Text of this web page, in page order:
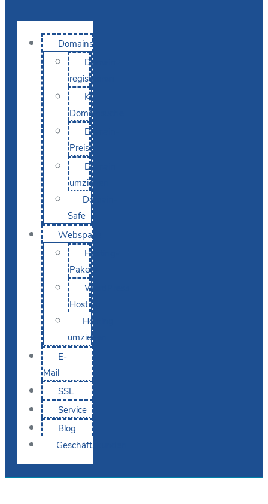
Domains
Domain
registrieren
KI-
Domainsuche
Domain-
Preise
Domain
umziehen
Domain-
Safe
Webspace
Hosting-
Pakete
WordPress
Hosting
Hosting
umziehen
E-
Mail
SSL
Service
Blog
Geschäftskunden